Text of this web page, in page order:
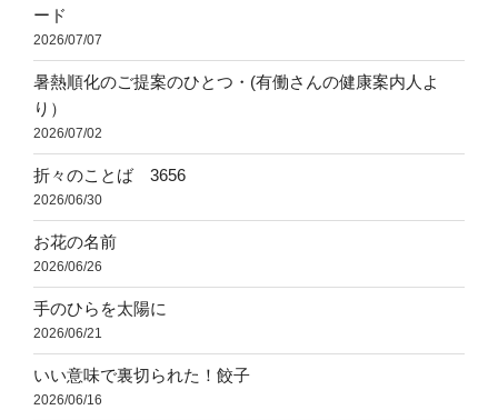
ード
2026/07/07
暑熱順化のご提案のひとつ・(有働さんの健康案内人よ
り）
2026/07/02
折々のことば 3656
2026/06/30
お花の名前
2026/06/26
手のひらを太陽に
2026/06/21
いい意味で裏切られた！餃子
2026/06/16